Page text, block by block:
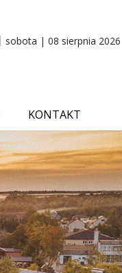
sobota | 08 sierpnia 2026
KONTAKT